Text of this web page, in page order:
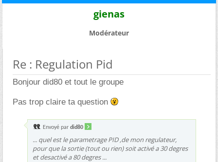
gienas
Modérateur
Re : Regulation Pid
Bonjour did80 et tout le groupe
Pas trop claire ta question
Envoyé par did80
... quel est le parametrage PID ,de mon regulateur,
pour que la sortie (tout ou rien) soit activé a 30 degres
et desactivé a 80 degres ...